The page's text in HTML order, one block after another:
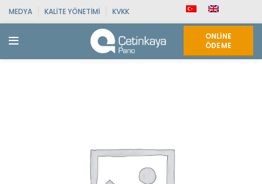
MEDYA KALITE YÖNETIMI KVKK
ONLINE
ÖDEME